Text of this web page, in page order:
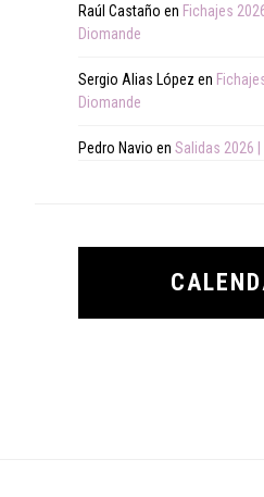
Raúl Castaño en Fichajes
Diomande
Sergio Alias López en
Diomande
Pedro Navio en Salidas 2026